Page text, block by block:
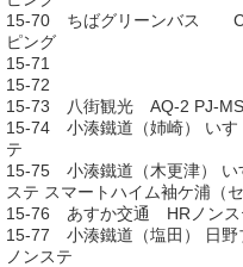
15-70 ちばグリーンバス
ピング
15-71
15-72
15-73 八街観光 AQ-2 PJ-
15-74 小湊鐵道（姉崎） いす
テ
15-75 小湊鐵道（木更津） い
ステ スマートハイム袖ケ浦（
15-76 あすか交通 HRノンス
15-77 小湊鐵道（塩田） 日野
ノンステ